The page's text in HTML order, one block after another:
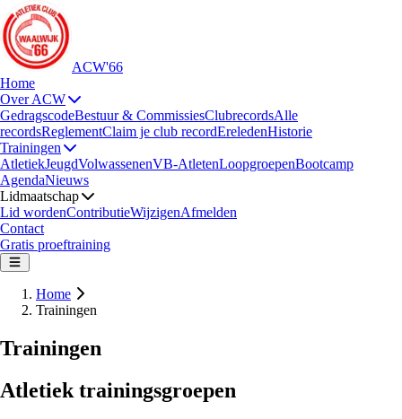
ACW'66
Home
Over ACW
GedragscodeBestuur & CommissiesClubrecordsAlle
recordsReglementClaim je club recordEreledenHistorie
Trainingen
AtletiekJeugdVolwassenenVB-AtletenLoopgroepenBootcamp
AgendaNieuws
Lidmaatschap
Lid wordenContributieWijzigenAfmelden
Contact
Gratis proeftraining
Home
Trainingen
Trainingen
Atletiek trainingsgroepen